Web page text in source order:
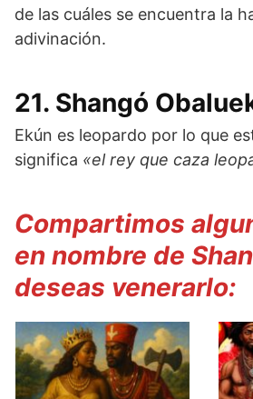
de las cuáles se encuentra la
adivinación.
21. Shangó
Ekún es leopardo por lo que
significa «el rey que caza
Compartimos
en nombre de
deseas venerarlo: